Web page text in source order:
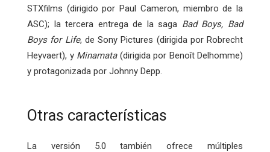
STXfilms (dirigido por Paul Cameron, miembro de la
ASC); la tercera entrega de la saga Bad Boys, Bad
Boys for Life, de Sony Pictures (dirigida por Robrecht
Heyvaert), y Minamata(dirigida por Benoît Delhomme)
y protagonizada por Johnny Depp.
Otras características
La versión 5.0 también ofrece múltiples